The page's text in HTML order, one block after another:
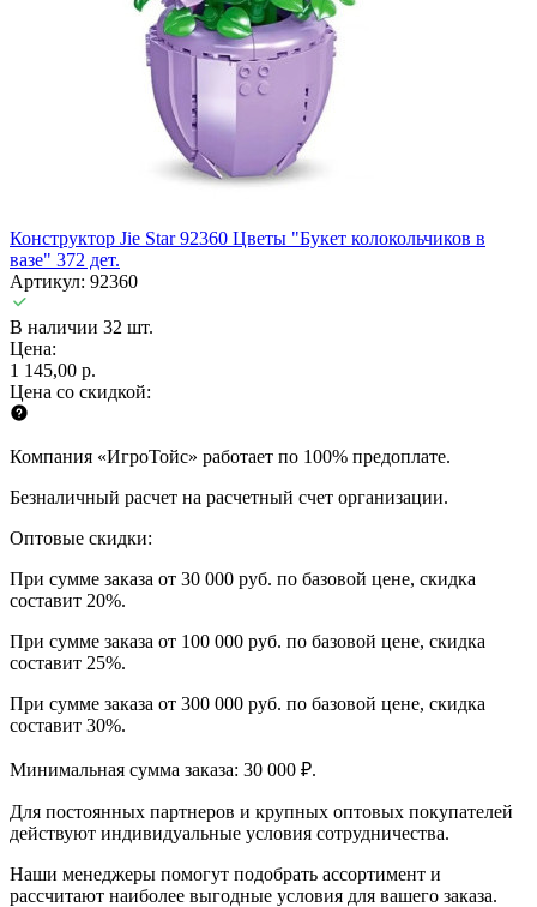
Конструктор Jie Star 92360 Цветы "Букет колокольчиков в
вазе" 372 дет.
Артикул: 92360
В наличии 32 шт.
Цена:
1 145,00 р.
Цена со скидкой:
Компания «ИгроТойс» работает по 100% предоплате.
Безналичный расчет на расчетный счет организации.
Оптовые скидки:
При сумме заказа от 30 000 руб. по базовой цене, скидка
составит 20%.
При сумме заказа от 100 000 руб. по базовой цене, скидка
составит 25%.
При сумме заказа от 300 000 руб. по базовой цене, скидка
составит 30%.
Минимальная сумма заказа: 30 000 ₽.
Для постоянных партнеров и крупных оптовых покупателей
действуют индивидуальные условия сотрудничества.
Наши менеджеры помогут подобрать ассортимент и
рассчитают наиболее выгодные условия для вашего заказа.